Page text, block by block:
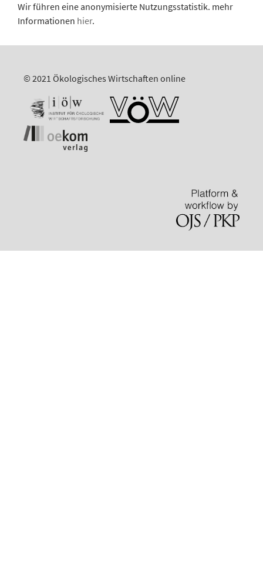
Wir führen eine anonymisierte Nutzungsstatistik. mehr
Informationen hier.
© 2021 Ökologisches Wirtschaften online